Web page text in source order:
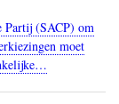
Partij (SACP) om
moet